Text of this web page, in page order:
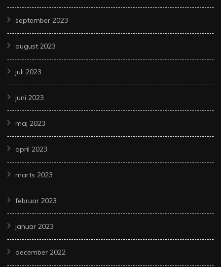
september 2023
august 2023
juli 2023
juni 2023
maj 2023
april 2023
marts 2023
februar 2023
januar 2023
december 2022